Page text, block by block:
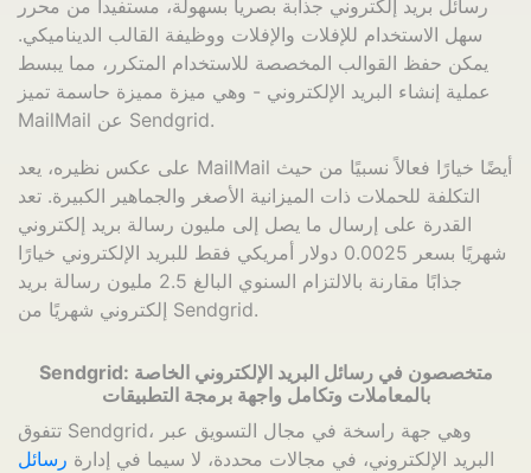
رسائل بريد إلكتروني جذابة بصرياً بسهولة، مستفيداً من محرر
سهل الاستخدام للإفلات والإفلات ووظيفة القالب الديناميكي.
يمكن حفظ القوالب المخصصة للاستخدام المتكرر، مما يبسط
عملية إنشاء البريد الإلكتروني - وهي ميزة مميزة حاسمة تميز
MailMail عن Sendgrid.
على عكس نظيره، يعد MailMail أيضًا خيارًا فعالاً نسبيًا من حيث
التكلفة للحملات ذات الميزانية الأصغر والجماهير الكبيرة. تعد
القدرة على إرسال ما يصل إلى مليون رسالة بريد إلكتروني
شهريًا بسعر 0.0025 دولار أمريكي فقط للبريد الإلكتروني خيارًا
جذابًا مقارنة بالالتزام السنوي البالغ 2.5 مليون رسالة بريد
إلكتروني شهريًا من Sendgrid.
Sendgrid: متخصصون في رسائل البريد الإلكتروني الخاصة
بالمعاملات وتكامل واجهة برمجة التطبيقات
تتفوق Sendgrid، وهي جهة راسخة في مجال التسويق عبر
البريد الإلكتروني، في مجالات محددة، لا سيما في إدارة رسائل